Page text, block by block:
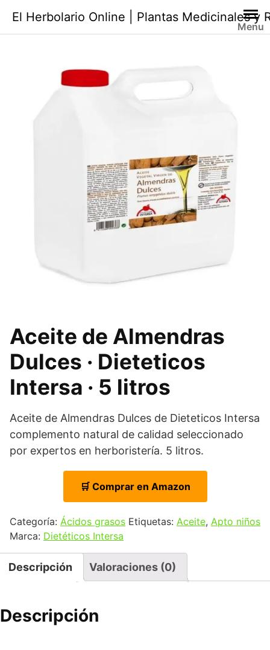
contenido
El Herbolario Online | Plantas Medicinales y
Menu
Aceite de Almendras
Dulces · Dieteticos
Intersa · 5 litros
Aceite de Almendras Dulces de Dieteticos Intersa
complemento natural de calidad seleccionado
por expertos en herboristería. 5 litros.
🛒 Comprar en Amazon
Categoría: Ácidos grasos Etiquetas: Aceite, Apto niños
Marca: Dietéticos Intersa
Descripción Valoraciones (0)
Descripción